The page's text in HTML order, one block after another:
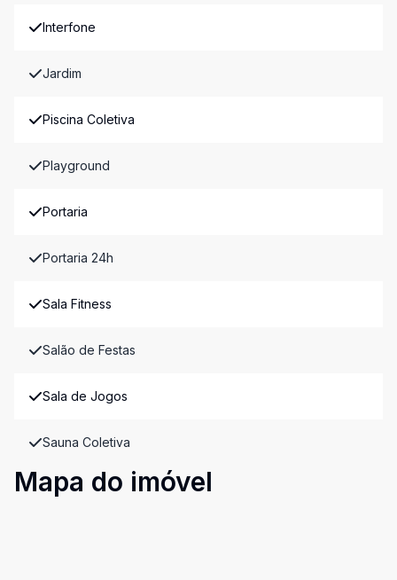
Interfone
Jardim
Piscina Coletiva
Playground
Portaria
Portaria 24h
Sala Fitness
Salão de Festas
Sala de Jogos
Sauna Coletiva
Mapa do imóvel